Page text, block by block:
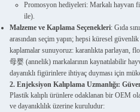
Promosyon hediyeleri: Markalı hayvan
ile).
Malzeme ve Kaplama Seçenekleri: Gıda
arasından seçim yapın; hepsi küresel
kaplamalar sunuyoruz: karanlıkta parlayan,
母婴 (annelik) markalarının kaynatılabilir
dayanıklı figürinlere ihtiyaç duyması için
2. Enjeksiyon Kalıplama Uzmanlığı:
Plastik kalıplı ürünlere odaklanan bir OEM
ve dayanıklılık üzerine kuruludur: